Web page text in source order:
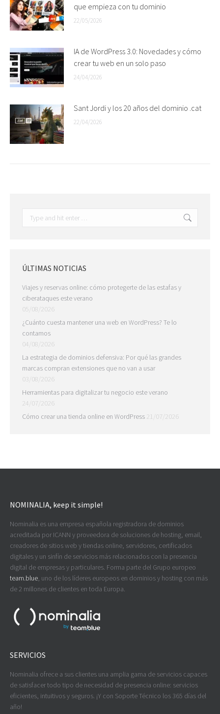
que empieza con tu dominio
22/05/2026
IA de WordPress 3.0: Novedades y cómo
crear tu web en un solo paso
24/04/2026
Sant Jordi y los 20 años del dominio .cat
22/04/2026
ÚLTIMAS NOTICIAS
Viajes y reservas online: cómo protegerte de las estafas y
ciberataques este verano
05/08/2026
¿Cuánto cuesta mantener una web en WordPress? Te lo
contamos
04/08/2026
La estrategia de dominios defensiva: Por qué las grandes
marcas compran extensiones que no van a usar
03/08/2026
Herramientas para digitalizar tu negocio este verano
24/07/2026
Cómo crear una tienda online en WordPress 21/07/2026
NOMINALIA, keep it simple!
Nominalia es una empresa española registradora de dominios
acreditada por ICANN y proveedora de soluciones de hosting, email,
creadores de sitios web y tiendas online, servidores, certificados
digitales y un sinfín de servicios más relacionados con la presencia
digital de empresas y particulares. Forma parte del Grupo europeo
team.blue , uno de los líderes europeos en dominios y hosting con más
de 2 millones de clientes en toda Europa.
SERVICIOS
Nominalia ofrece a sus clientes una amplia gama de servicios capaces
de satisfacer todo tipo de necesidad de presencia online: servicios
eficientes, intuitivos y seguros. ¡Y con Soporte Técnico los 365 días del
año!